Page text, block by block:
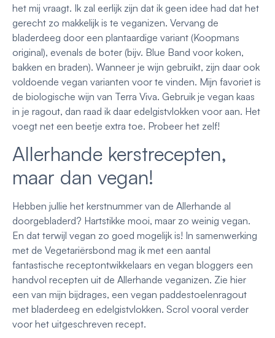
het mij vraagt. Ik zal eerlijk zijn dat ik geen idee had dat het
gerecht zo makkelijk is te veganizen. Vervang de
bladerdeeg door een plantaardige variant (Koopmans
original), evenals de boter (bijv. Blue Band voor koken,
bakken en braden). Wanneer je wijn gebruikt, zijn daar ook
voldoende vegan varianten voor te vinden. Mijn favoriet is
de biologische wijn van Terra Viva. Gebruik je vegan kaas
in je ragout, dan raad ik daar edelgistvlokken voor aan. Het
voegt net een beetje extra toe. Probeer het zelf!
Allerhande kerstrecepten,
maar dan vegan!
Hebben jullie het kerstnummer van de Allerhande al
doorgebladerd? Hartstikke mooi, maar zo weinig vegan.
En dat terwijl vegan zo goed mogelijk is! In samenwerking
met de Vegetariërsbond mag ik met een aantal
fantastische receptontwikkelaars en vegan bloggers een
handvol recepten uit de Allerhande veganizen. Zie hier
een van mijn bijdrages, een vegan paddestoelenragout
met bladerdeeg en edelgistvlokken. Scrol vooral verder
voor het uitgeschreven recept.